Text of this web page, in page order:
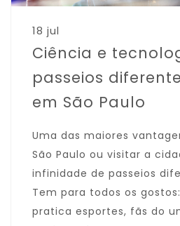
18 jul
Ciência e
passeios
em São Paulo
Uma das maiores
São Paulo ou visitar a
infinidade de passeios
Tem para todos os
pratica esportes, fãs do